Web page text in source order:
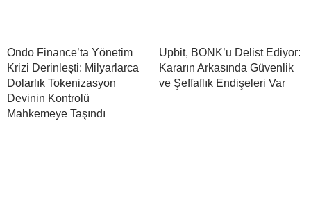
Ondo Finance’ta Yönetim
Krizi Derinleşti: Milyarlarca
Dolarlık Tokenizasyon
Devinin Kontrolü
Mahkemeye Taşındı
Upbit, BONK’u Delist Ediyor:
Kararın Arkasında Güvenlik
ve Şeffaflık Endişeleri Var